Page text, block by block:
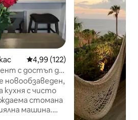
Средна оценка: 4,99 от 5,
4,99 (122)
с достъп до
новообзаведен,
кухня с чисто
стомана
машина.